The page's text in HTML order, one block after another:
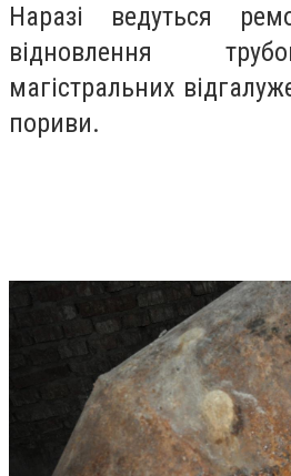
Наразі ведуться
відновлення
магістральних
пориви.